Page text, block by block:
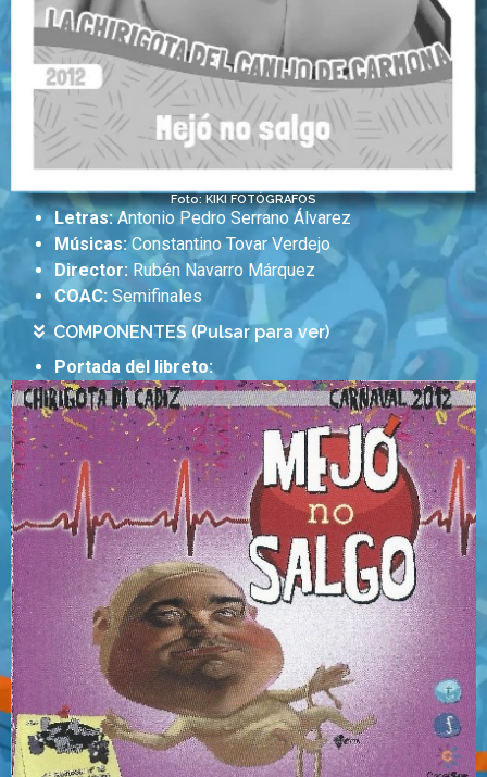
Foto: KIKI FOTÓGRAFOS
Letras:Antonio Pedro Serrano Álvarez
Músicas:Constantino Tovar Verdejo
Director: Rubén Navarro Márquez
COAC: Semifinales
COMPONENTES (Pulsar para ver)
Portada del libreto: